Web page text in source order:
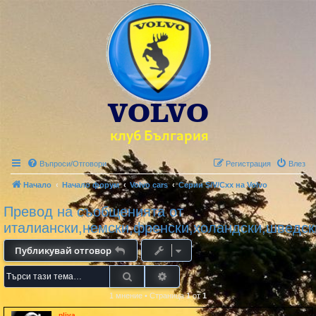
Въпроси/Отговори Влез
Регистрация
Начало Начало форум Volvo cars Серии S/V/Cxx на Volvo
Превод на съобщенията от
Публикувай отговор
Търсене
Разширено търсене
1 мнение • Страница1от1